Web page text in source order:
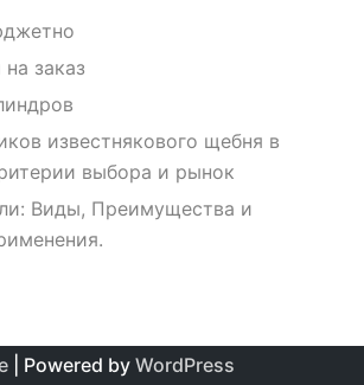
заказ
известнякового щебня в
выбора и рынок
Виды, Преимущества и
| Powered by WordPress